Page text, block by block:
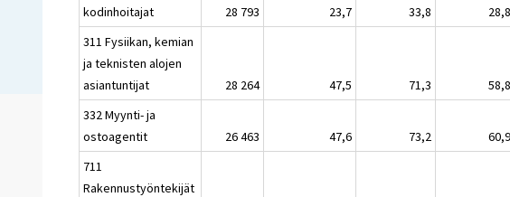
kodinhoitajat
28 793 23,7 33,8 28,8
311 Fysiikan, kemian
ja teknisten alojen
asiantuntijat
28 264 47,5 71,3 58,8
332 Myynti- ja
ostoagentit
26 463 47,6 73,2 60,9
711
Rakennustyöntekijät